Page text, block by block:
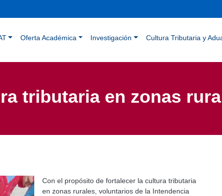
principal
principal
Oferta Académica Investigación Cultura Tributaria y
tributaria en zonas
Con el propósito de fortalecer la cultura tributaria
en zonas rurales, voluntarios de la Intendencia